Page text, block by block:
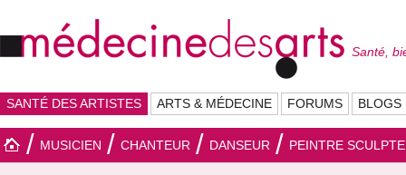
Santé,
SANTÉ DES ARTISTES ARTS & MÉDECINE FORUMS BLOGS
MUSICIEN CHANTEUR DANSEUR PEINTRE